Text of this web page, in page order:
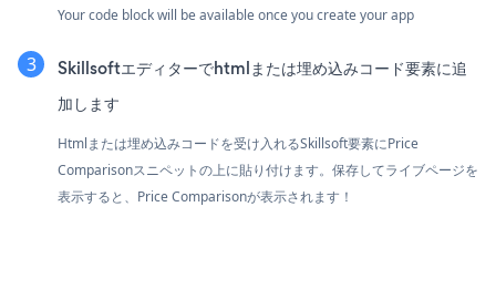
Your code block will be available once you create your app
Skillsoftエディターでhtmlまたは埋め込みコード要素に追
加します
Htmlまたは埋め込みコードを受け入れるSkillsoft要素にPrice
Comparisonスニペットの上に貼り付けます。保存してライブページを
表示すると、Price Comparisonが表示されます！